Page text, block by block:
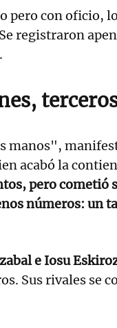
pero con oficio,
registraron
.
manos",
acabó la
pero cometió
números: un
e Iosu
Sus rivales se